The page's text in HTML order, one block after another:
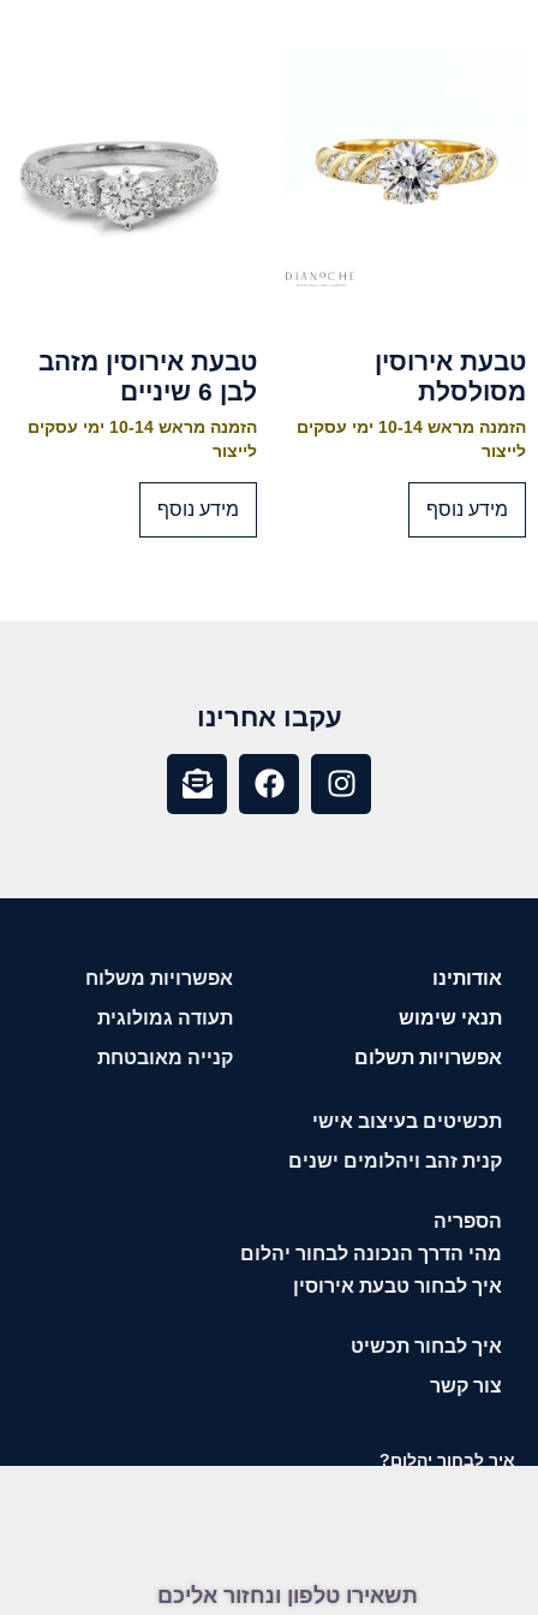
טבעת אירוסין
מסולסלת
הזמנה מראש 10-14 ימי עסקים
לייצור
מידע נוסף
טבעת אירוסין מזהב
לבן 6 שיניים
הזמנה מראש 10-14 ימי עסקים
לייצור
מידע נוסף
עקבו אחרינו
אודותינו
תנאי שימוש
אפשרויות תשלום
אפשרויות משלוח
תעודה גמולוגית
קנייה מאובטחת
תכשיטים בעיצוב אישי
קנית זהב ויהלומים ישנים
הספריה
מהי הדרך הנכונה לבחור יהלום
איך לבחור טבעת אירוסין
איך לבחור תכשיט
צור קשר
איך לבחור יהלום?
תשאירו טלפון ונחזור אליכם